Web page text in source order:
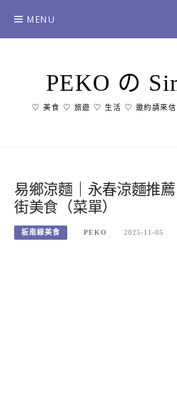
content
MENU
PEKO の
♡ 美食 ♡ 旅遊 ♡ 生活 ♡ 邀約請來信
易鄉涼麵｜永春涼麵推
街美食（菜單）
板南線美食 PEKO 2025-11-05